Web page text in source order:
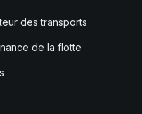
des transports
de la flotte